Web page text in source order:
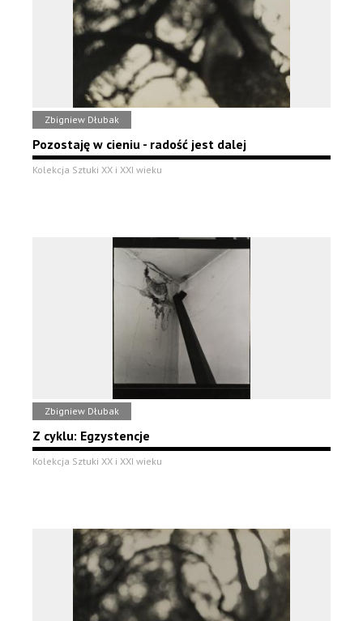
Zbigniew Dłubak
Pozostaję w cieniu - radość jest dalej
Kolekcja Sztuki XX i XXI wieku
Zbigniew Dłubak
Z cyklu: Egzystencje
Kolekcja Sztuki XX i XXI wieku